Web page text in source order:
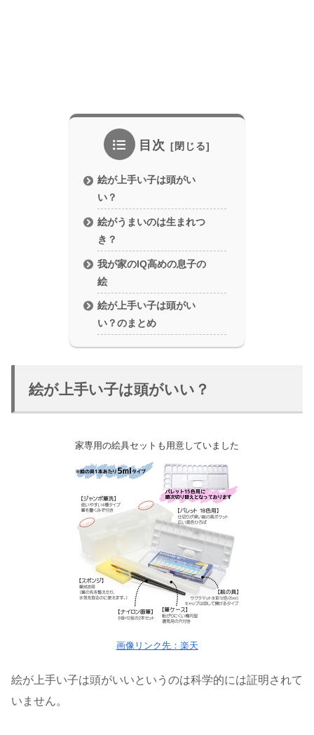
目次
絵が上手い子は頭がい
い？
絵がうまいのは生まれつ
き？
我が家のIQ高めの息子の
絵
絵が上手い子は頭がい
い？のまとめ
絵が上手い子は頭がいい？
家専用の絵具セットも用意していました
画像リンク先：楽天
絵が上手い子は頭がいいというのは科学的には証明されて
いません。